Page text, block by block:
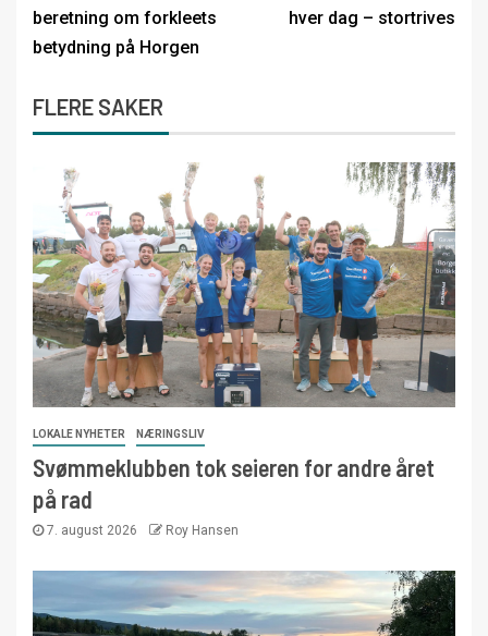
beretning om forkleets
betydning på Horgen
hver dag – stortrives
FLERE SAKER
LOKALE NYHETER NÆRINGSLIV
Svømmeklubben tok seieren for andre året
på rad
7. august 2026 Roy Hansen